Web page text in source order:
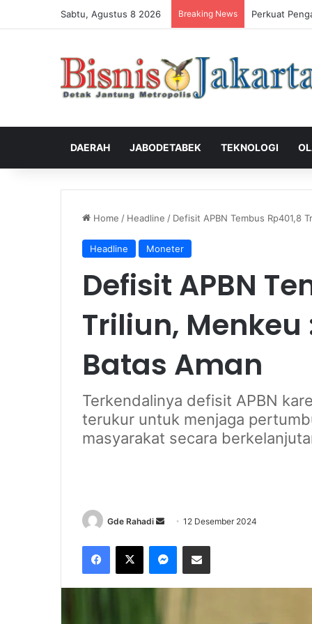
Sabtu, Agustus 8 2026 Breaking News Perkuat
DAERAH JABODETABEK TEKNOLOGI
Home / Headline / Defisit APBN Tembus Rp401,8
Headline Moneter
Defisit APBN
Triliun,
Batas Aman
Terkendalinya defisit APBN
terukur untuk menjaga
masyarakat secara
Gde Rahadi
n
a
12 Desember 2024